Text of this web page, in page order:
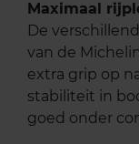
Maximaal
De
van de
extra grip op
stabiliteit in
goed onder